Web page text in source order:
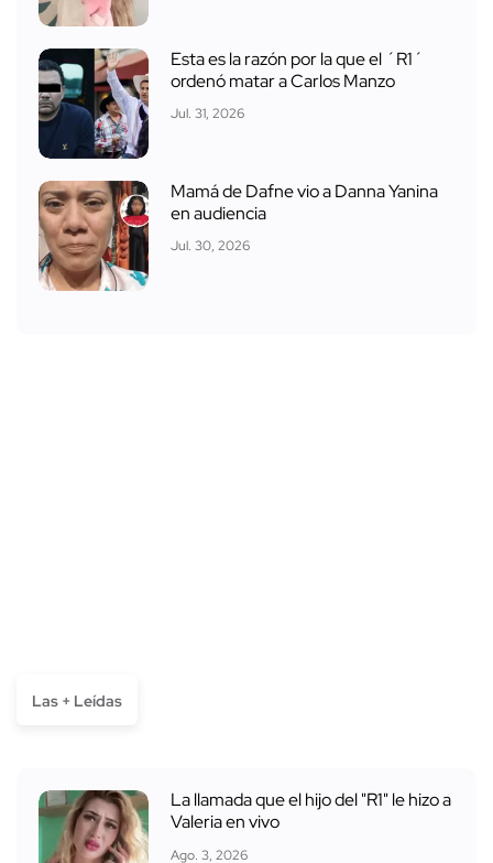
Esta es la razón por la que el ´R1´
ordenó matar a Carlos Manzo
Jul. 31, 2026
Mamá de Dafne vio a Danna Yanina
en audiencia
Jul. 30, 2026
Las + Leídas
La llamada que el hijo del "R1" le hizo a
Valeria en vivo
Ago. 3, 2026